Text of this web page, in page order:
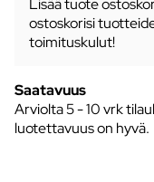
Lisää tuote
ostoskorisi
toimituskulut!
Saatavuus
Arviolta5 - 10 vrk
luotettavuus on hyvä.